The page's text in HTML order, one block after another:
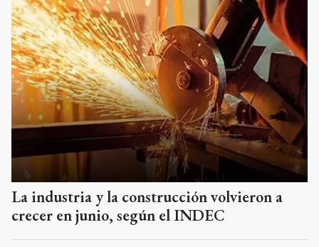
La industria y la construcción volvieron a
crecer en junio, según el INDEC